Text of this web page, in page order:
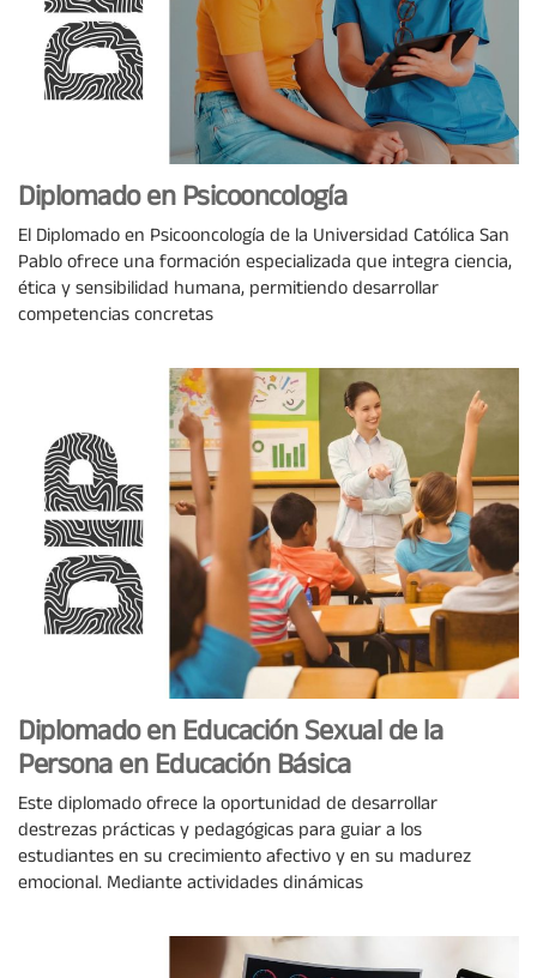
Diplomado en Psicooncología
El Diplomado en Psicooncología de la Universidad Católica San
Pablo ofrece una formación especializada que integra ciencia,
ética y sensibilidad humana, permitiendo desarrollar
competencias concretas
Diplomado en Educación Sexual de la
Persona en Educación Básica
Este diplomado ofrece la oportunidad de desarrollar
destrezas prácticas y pedagógicas para guiar a los
estudiantes en su crecimiento afectivo y en su madurez
emocional. Mediante actividades dinámicas